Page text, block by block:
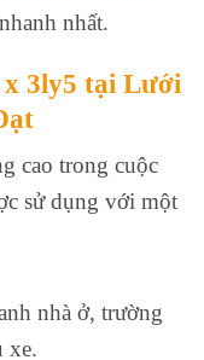
nhất.
x 3ly5 tại Lưới
cao trong cuộc
sử dụng với một
nhà ở, trường
xe.